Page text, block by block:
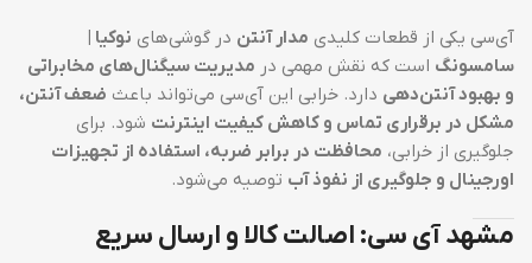
آی‌سی یکی از قطعات کلیدی مدار آنتن در گوشی‌های نوکیا |
سامسونگ است که نقش مهمی در مدیریت سیگنال‌های مخابراتی
و بهبود آنتن‌دهی دارد. خرابی این آی‌سی می‌تواند باعث ضعف آنتن،
مشکل در برقراری تماس و کاهش کیفیت اینترنت شود. برای
جلوگیری از خرابی، محافظت در برابر ضربه، استفاده از تجهیزات
اورجینال و جلوگیری از نفوذ آب توصیه می‌شود.
مشهد آی سی: اصالت کالا و ارسال سریع